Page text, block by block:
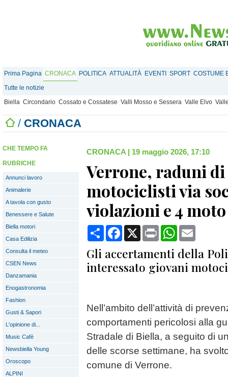
Prima Pagina CRONACA POLITICA ATTUALITÀ EVENTI SPORT COSTUME
Tutte le notizie
Biella Circondario Cossato e Cossatese Valli Mosso e Sessera Valle Elvo
/ CRONACA
CHE TEMPO FA
RUBRICHE
Annunci lavoro
Animalerie
A tavola con gusto
Benessere e Salute
Biella motori
Casa Edilizia
Consulta il meteo
CSEN News
Danzamania
Enogastronomia
Fashion
Gusti & Sapori
L'opinione di...
Music Cafè
Newsbiella Young
Oroscopo
ALPINI
CRONACA | 19 maggio 2026, 17:10
Verrone, raduni
motociclisti via
violazioni e 4
CondividiFacebook
X Print WhatsApp
Gli accertamenti della
interessato giovani
Nell’ambito dell’attività di
comportamenti pericolosi alla
Stradale di Biella, a seguito di
delle scorse settimane, ha
comune di Verrone.